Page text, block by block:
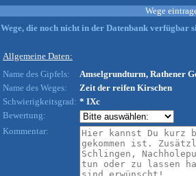
Wege
Wege, die noch nicht in der Datenbank verfügbar
Allgemeine Daten:
Name des Gipfels:
Amselgrundturm, Rathener
Name des Weges:
Zeit der reifen Kirschen
Schwierigkeitsgrad: * IXc
Bewertung:
Kommentar: